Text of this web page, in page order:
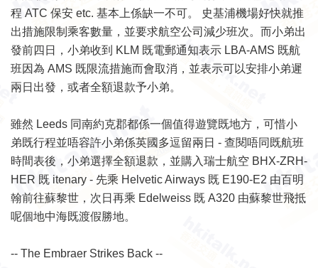
程 ATC 保安 etc. 基本上係缺一不可。 史基浦機場好快就推
出措施限制乘客數量，並要求航空公司減少班次。而小弟出
發前四日，小弟收到 KLM 既電郵通知表示 LBA-AMS 既航
班因為 AMS 既限流措施而會取消，並表示可以安排小弟遲
兩日出發，或者全額退款予小弟。
雖然 Leeds 同南約克郡都係一個值得遊覽既地方，可惜小
弟既行程並唔容許小弟係英國多逗留兩日 - 查閱唔同既航班
時間表後，小弟選擇全額退款，並購入瑞士航空 BHX-ZRH-
HER 既 itenary - 先乘 Helvetic Airways 既 E190-E2 由百明
翰前往蘇黎世，次日再乘 Edelweiss 既 A320 由蘇黎世飛抵
呢個地中海既渡假勝地。
-- The Embraer Strikes Back --